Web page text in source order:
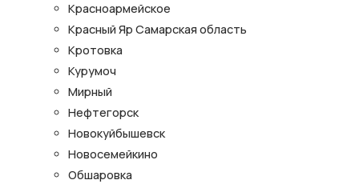
Красноармейское
Красный Яр Самарская область
Кротовка
Курумоч
Мирный
Нефтегорск
Новокуйбышевск
Новосемейкино
Обшаровка